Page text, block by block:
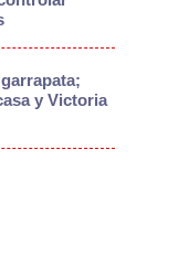
y Victoria